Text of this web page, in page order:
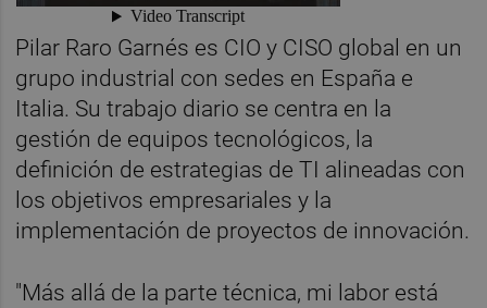
Pilar Raro Garnés es CIO y CISO global en un
grupo industrial con sedes en España e
Italia. Su trabajo diario se centra en la
gestión de equipos tecnológicos, la
definición de estrategias de TI alineadas con
los objetivos empresariales y la
implementación de proyectos de innovación.
"Más allá de la parte técnica, mi labor está